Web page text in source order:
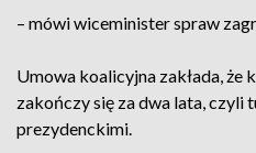
– mówi wiceminister spraw
Umowa koalicyjna zakłada, że
zakończy się za dwa lata, czyli
prezydenckimi.